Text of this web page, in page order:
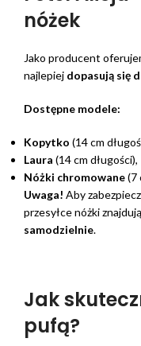
nóżek
Jako producent
najlepiej dopasują się
Dostępne modele:
Kopytko (14 cm
Laura (14 cm długości),
Nóżki chromowane(7
Uwaga! Aby
przesyłce nóżki
samodzielnie.
Jak
pufą?